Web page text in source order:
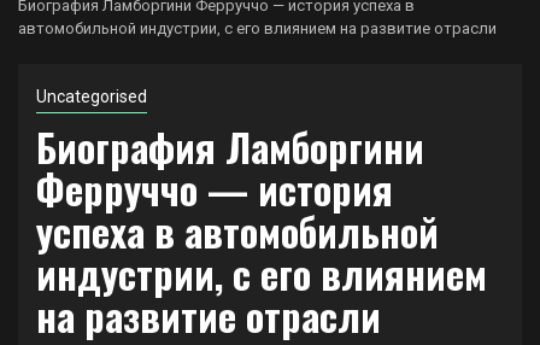
Биография Ламборгини Ферруччо — история успеха в
автомобильной индустрии, с его влиянием на развитие отрасли
Uncategorised
Биография Ламборгини
Ферруччо — история
успеха в автомобильной
индустрии, с его влиянием
на развитие отрасли